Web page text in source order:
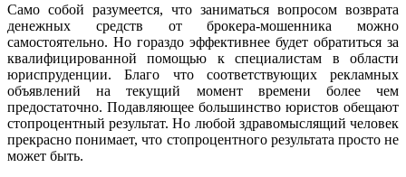
Само собой разумеется, что заниматься вопросом возврата
денежных средств от брокера-мошенника можно
самостоятельно. Но гораздо эффективнее будет обратиться за
квалифицированной помощью к специалистам в области
юриспруденции. Благо что соответствующих рекламных
объявлений на текущий момент времени более чем
предостаточно. Подавляющее большинство юристов обещают
стопроцентный результат. Но любой здравомыслящий человек
прекрасно понимает, что стопроцентного результата просто не
может быть.